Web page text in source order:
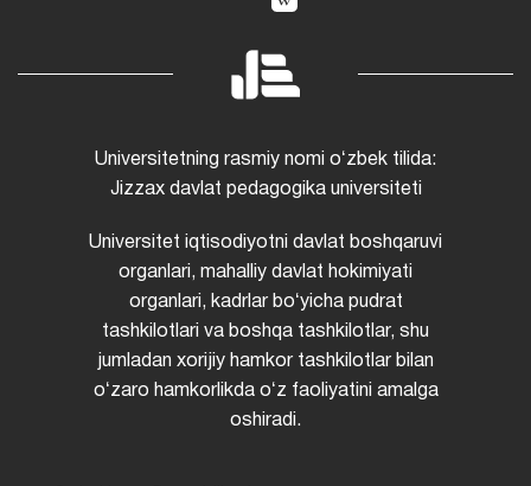
Universitetning rasmiy nomi oʻzbek tilida:
Jizzax davlat pedagogika universiteti
Universitet iqtisodiyotni davlat boshqaruvi
organlari, mahalliy davlat hokimiyati
organlari, kadrlar boʻyicha pudrat
tashkilotlari va boshqa tashkilotlar, shu
jumladan xorijiy hamkor tashkilotlar bilan
oʻzaro hamkorlikda oʻz faoliyatini amalga
oshiradi.